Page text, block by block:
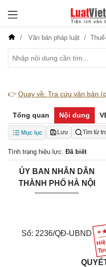
Văn bản pháp luật
👉 Quay về: Tra cứu văn bản
Tổng quan Nội dung
Mục lục Lưu Tìm từ
Tình trạng hiệu lực: Đã biết
ỦY BAN NHÂN DÂN
THÀNH PHỐ HÀ NỘI
Số: 2236/QĐ-UBND